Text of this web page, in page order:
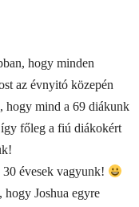
hogy minden
az évnyitó közepén
hogy mind a 69 diákunk
főleg a fiú diákokért
évesek vagyunk!
hogy Joshua egyre